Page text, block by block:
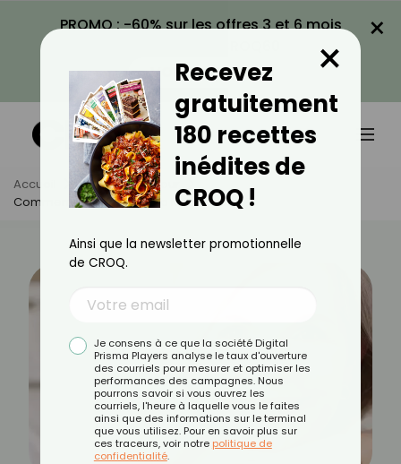
PROMO : -60% sur les offres 3 et 6 mois
VOIR LA PROMO
×
Accueil Actus
Minceur
Comment Maigrir Après La Ménopause ?
Recevez
gratuitement
180 recettes
inédites de
CROQ !
×
Ainsi que la newsletter promotionnelle
de CROQ.
Je consens à ce que la société Digital
Prisma Players analyse le taux d'ouverture
des courriels pour mesurer et optimiser les
performances des campagnes. Nous
pourrons savoir si vous ouvrez les
courriels, l'heure à laquelle vous le faites
ainsi que des informations sur le terminal
que vous utilisez. Pour en savoir plus sur
ces traceurs, voir notre politique de
confidentialité.